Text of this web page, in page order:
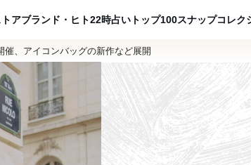
トアブランド・ヒト22時占い トップ100スナップコレク
、アイコンバッグの新作など展開